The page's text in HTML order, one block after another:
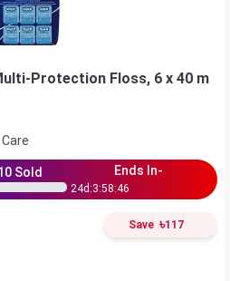
Protection Floss, 6 x 40 m
Sold Ends In-
24d:3:58:45
Save ৳117